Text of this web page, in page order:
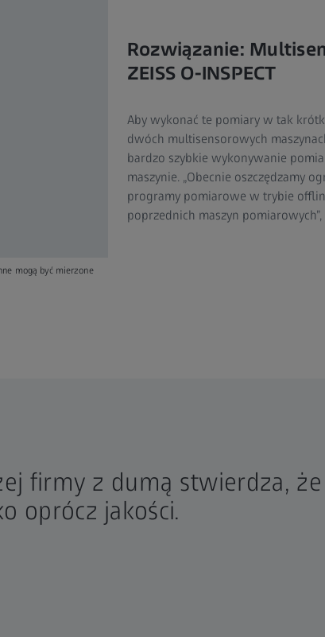
mogą być mierzone
Rozwiązanie:
ZEISS O-INSPECT
Aby wykonać te pomiary w tak
dwóch multisensorowych
bardzo szybkie wykonywanie
maszynie. „Obecnie oszczędzamy
programy pomiarowe w trybie
poprzednich maszyn
firmy z dumą stwierdza,
oprócz jakości.